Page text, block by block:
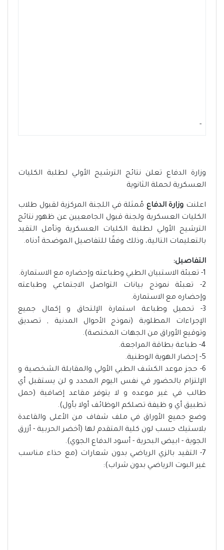
-
وزارة الدفاع تعلن نتائج الترشيح الأولي لطلبة الكليات
العسكرية لحملة الثانوية
اعلنت وزارة الدفاع مُمثلة في اللجنة المركزية لقبول طلاب
الكليات العسكرية ولجنة قبول الجامعيين عن ظهور نتائج
الترشيح الأولي لطلبة الكليات العسكرية وتأمل التقيد
بالتعليمات التالية، وذلك وفقًا للتفاصيل الموضحة أدناه.
التفاصيل:
1- تعبئة الاستبيان الطبي وطباعته وإحضاره مع الاستمارة.
2- تعبئة نموذج بيانات التواصل الاجتماعي وطباعته
وإحضاره مع الاستمارة.
3- تحميل وطباعة استمارة الإلتحاق و إكمال جميع
الإجراءات المطلوبة (نموذج الأحوال المدنية , تصديق
وتوقيع الأوراق من الجهات المختصة).
4- طباعة بطاقة المراجعة.
5- إحضار الهوية الوطنية.
6- حجز موعد الكشف الطبي الأولي والمقابلة الشخصية و
الإلتزام بالحضور في نفس اليوم المحدد و لن يستقبل أي
طالب في غير موعده و لا يتوفر مقاعد إضافية (حمل
تطبيق أي و ظيفة تصلكم الوظائف أولا بأول).
وضع جميع الأوراق في ملف شفاف من الأعلى والقاعدة
بلاستيك حسب لون كلية المتقدم لها (أخضر الحربية - أزرق
الجوية - ابيض البحرية - أسود الدفاع الجوي).
7- التقيد بالزي الرياضي بدون شعارات (مع حذاء مناسب
غير البوت الرياضي بدون شراب):